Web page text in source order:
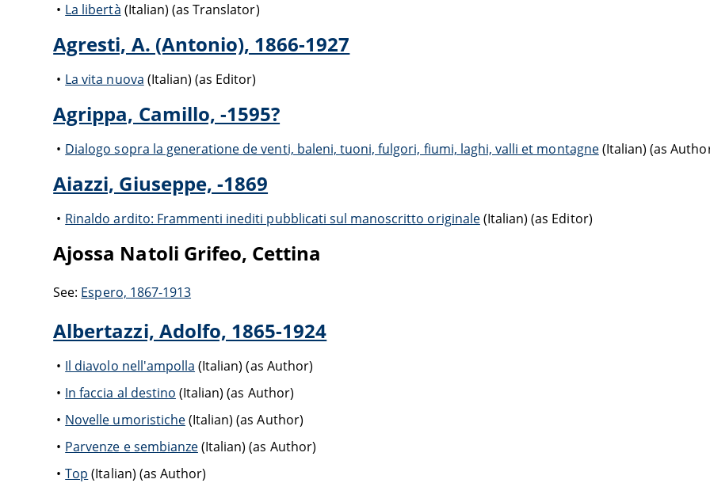
La libertà (Italian) (as Translator)
Agresti, A. (Antonio), 1866-1927
La vita nuova (Italian) (as Editor)
Agrippa, Camillo, -1595?
Dialogo sopra la generatione de venti, baleni, tuoni, fulgori, fiumi, laghi, valli et montagne(Italian) (as
Aiazzi, Giuseppe, -1869
Rinaldo ardito: Frammenti inediti pubblicati sul manoscritto originale(Italian) (as Editor)
Ajossa Natoli Grifeo, Cettina
See: Espero, 1867-1913
Albertazzi, Adolfo, 1865-1924
Il diavolo nell'ampolla (Italian) (as Author)
In faccia al destino (Italian) (as Author)
Novelle umoristiche(Italian) (as Author)
Parvenze e sembianze(Italian) (as Author)
Top (Italian) (as Author)